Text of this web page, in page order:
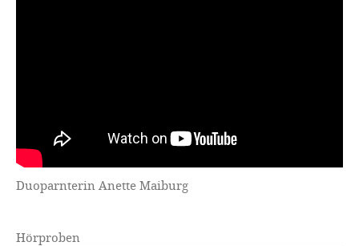
Duoparnterin Anette Maiburg
Hörproben